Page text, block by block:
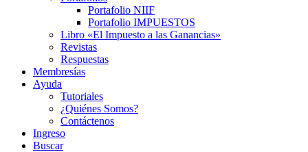
Portafolio NIIF
Portafolio IMPUESTOS
Libro «El Impuesto a las Ganancias»
Revistas
Respuestas
Membresías
Ayuda
Tutoriales
¿Quiénes Somos?
Contáctenos
Ingreso
Buscar